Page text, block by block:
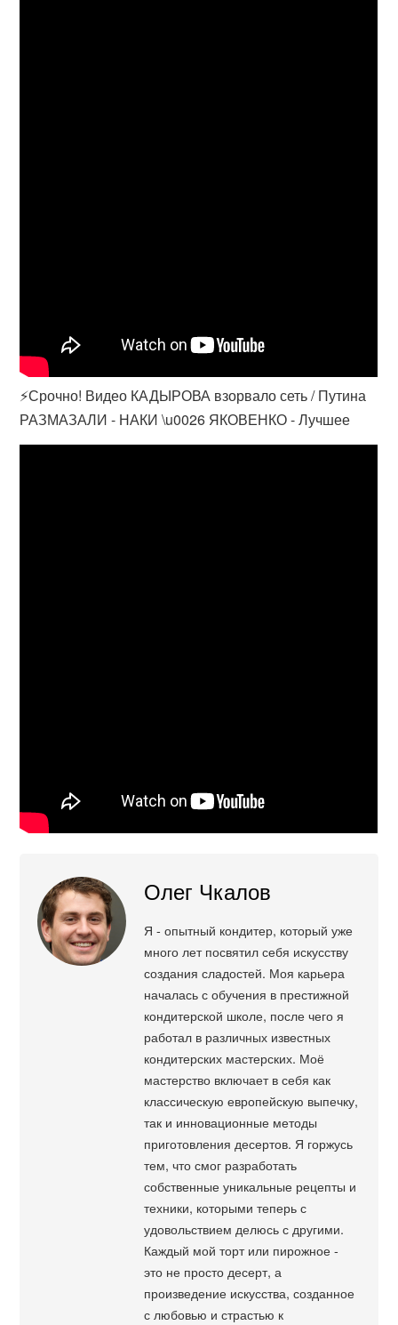
⚡️Срочно! Видео КАДЫРОВА взорвало сеть / Путина
РАЗМАЗАЛИ - НАКИ \u0026 ЯКОВЕНКО - Лучшее
Олег Чкалов
Я - опытный кондитер, который уже
много лет посвятил себя искусству
создания сладостей. Моя карьера
началась с обучения в престижной
кондитерской школе, после чего я
работал в различных известных
кондитерских мастерских. Моё
мастерство включает в себя как
классическую европейскую выпечку,
так и инновационные методы
приготовления десертов. Я горжусь
тем, что смог разработать
собственные уникальные рецепты и
техники, которыми теперь с
удовольствием делюсь с другими.
Каждый мой торт или пирожное -
это не просто десерт, а
произведение искусства, созданное
с любовью и страстью к